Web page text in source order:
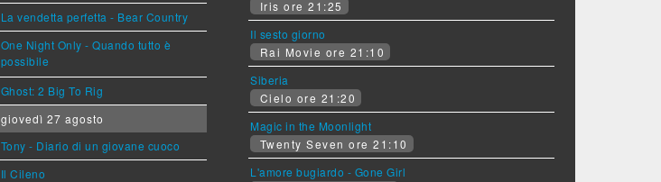
La vendetta perfetta - Bear Country
One Night Only - Quando tutto è
possibile
Ghost: 2 Big To Rig
giovedì 27 agosto
Tony - Diario di un giovane cuoco
Il Cileno
Iris ore 21:25
Il sesto giorno
Rai Movie ore 21:10
Siberia
Cielo ore 21:20
Magic in the Moonlight
Twenty Seven ore 21:10
L'amore bugiardo - Gone Girl